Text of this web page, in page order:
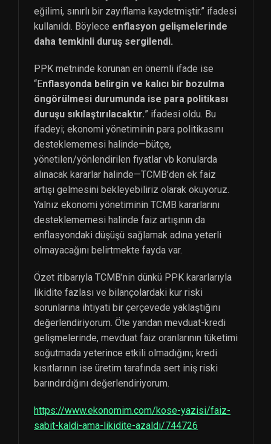
eğilimi, sınırlı bir zayıflama kaydetmiştir.” ifadesi
kullanıldı. Böylece enflasyon gelişmelerinde
daha temkinli duruş sergilendi.
PPK metninde korunan en önemli ifade ise
“Enflasyonda belirgin ve kalıcı bir bozulma
öngörülmesi durumunda ise para politikası
duruşu sıkılaştırılacaktır.” ifadesi oldu. Bu
ifadeyi; ekonomi yönetiminin para politikasını
desteklememesi halinde—bütçe,
yönetilen/yönlendirilen fiyatlar vb konularda
alınacak kararlar halinde—TCMB’den ek faiz
artışı gelmesini bekleyebiliriz olarak okuyoruz.
Yalnız ekonomi yönetiminin TCMB kararlarını
desteklememesi halinde faiz artışının da
enflasyondaki düşüşü sağlamak adına yeterli
olmayacağını belirtmekte fayda var.
Özet itibarıyla TCMB’nin dünkü PPK kararlarıyla
likidite fazlası ve bilançolardaki kur riski
sorunlarına ihtiyati bir çerçevede yaklaştığını
değerlendiriyorum. Öte yandan mevduat-kredi
gelişmelerinde, mevduat faiz oranlarının tüketimi
soğutmada yeterince etkili olmadığını; kredi
kısıtlarının ise üretim tarafında sert iniş riski
barındırdığını değerlendiriyorum.
https://www.ekonomim.com/kose-yazisi/faiz-
sabit-kaldi-ama-likidite-azaldi/744726